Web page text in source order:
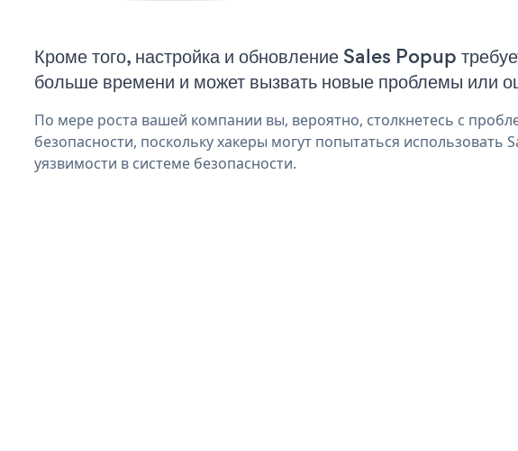
Кроме того, настройка и обновление Sales Popup
больше времени и может вызвать новые проблемы или
По мере роста вашей компании вы, вероятно, столкнетесь с
безопасности, поскольку хакеры могут попытаться использовать
уязвимости в системе безопасности.